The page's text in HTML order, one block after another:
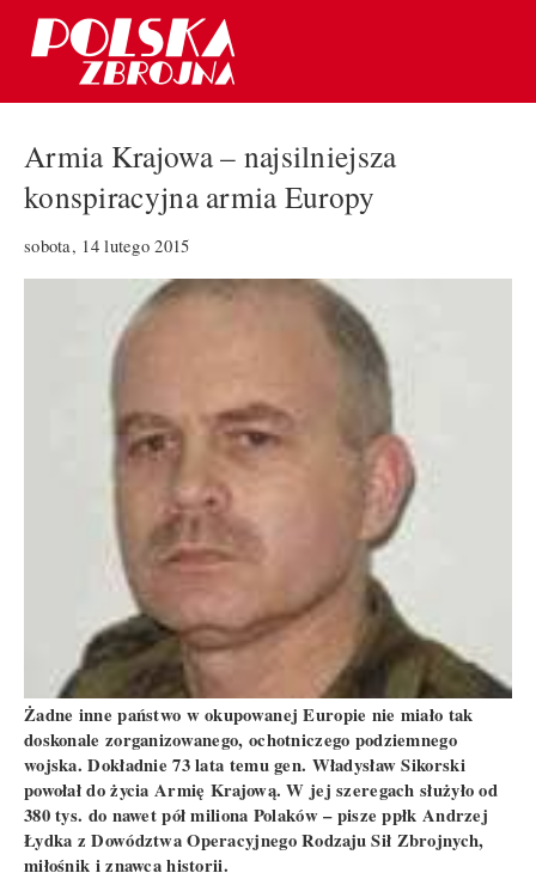
Armia Krajowa – najsilniejsza
konspiracyjna armia Europy
sobota, 14 lutego 2015
Żadne inne państwo w okupowanej Europie nie miało tak
doskonale zorganizowanego, ochotniczego podziemnego
wojska. Dokładnie 73 lata temu gen. Władysław Sikorski
powołał do życia Armię Krajową. W jej szeregach służyło od
380 tys. do nawet pół miliona Polaków – pisze ppłk Andrzej
Łydka z Dowództwa Operacyjnego Rodzaju Sił Zbrojnych,
miłośnik i znawca historii.